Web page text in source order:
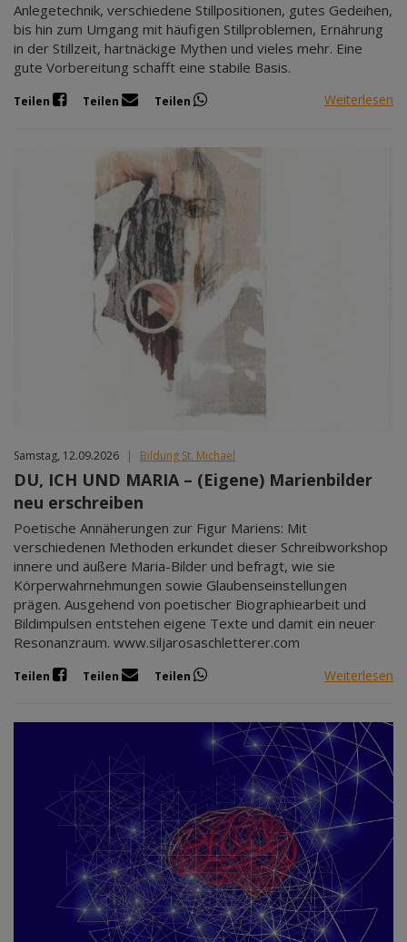
Anlegetechnik, verschiedene Stillpositionen, gutes Gedeihen,
bis hin zum Umgang mit häufigen Stillproblemen, Ernährung
in der Stillzeit, hartnäckige Mythen und vieles mehr. Eine
gute Vorbereitung schafft eine stabile Basis.
Teilen Teilen Teilen Weiterlesen
Samstag, 12.09.2026 Bildung St. Michael
DU, ICH UND MARIA – (Eigene) Marienbilder
neu erschreiben
Poetische Annäherungen zur Figur Mariens: Mit
verschiedenen Methoden erkundet dieser Schreibworkshop
innere und äußere Maria-Bilder und befragt, wie sie
Körperwahrnehmungen sowie Glaubenseinstellungen
prägen. Ausgehend von poetischer Biographiearbeit und
Bildimpulsen entstehen eigene Texte und damit ein neuer
Resonanzraum. www.siljarosaschletterer.com
Teilen Teilen Teilen Weiterlesen